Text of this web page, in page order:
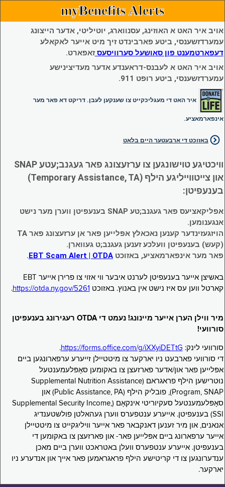
myBenefits Alerts
אויב איר האט א האוזינג, עסנווארג, יוטיליטי, אדער הייצונג
עמערדזשענסי, ביטע פארבינדט זיך מיט אייער לאקאלע
דעפארטמענט פון סאושעל סערוויסעסזאפארט.
אויב איר האט א לעבנס-דראענדע אדער מעדיצינישע
עמערדזשענסי, ביטע רופט 911.
איר האט די מעגליכקייט צו שענקען לעבן. דריקט דא פאר מער
אינפארמאציע.
באזוכט די ארבעטער היים בלאט
וויכטיגע טוישונגען צו ערזעצונג פאר געגנב;עטע SNAP
און צייטווייליגע הילף (Temporary Assistance, TA)
בענעפיטן:
אפליקאציעס פאר געגנב;טע SNAP בענעפיטן ווערן מער נישט
אנגענומען.
הויזגעזינדער קענען נאכאלץ אפּלייען פאר אן ערזעצונג פאר TA
(קעש) בענעפיטן וועלכע זענען געגנב;ט געווארן.
פאר מער אינפארמאציע, באזוכטEBT Scam Alert | OTDA
.
באשיצן אייער בענעפיטן לערנט איבער ווי אזוי צו פרירן אייער EBT
קארטל ווען עס איז נישט אין באנוץ. באזוכט https://otda.ny.gov/5261
.
מיר ווילן הערן אייער מיינונג! נעמט די OTDA רעגירונג בענעפיטן
סורוועי!
סורוועי לינק: https://forms.office.com/g/iXXyiDETtG
.
די סורוועי פארבעט ניו יארקער צו מיטטיילן זייערע ערפארונגען ביים
אפּלייען פאר און/אדער פארזעצן צו באקומען סאָפּלעמענטעל
נוּטרישען הילף פראגראם (Supplemental Nutrition Assistance
Program, SNAP), פובליק הילף (Public Assistance, PA) און
סאָפּלעמענטעל סעקיוריטי אינקאָם (Supplemental Security Income,
SSI) בענעפיטן. אייערע ענטפערס ווערן געהאלטן פולשטענדיג
אנאנים, און מיר זענען דאנקבאר פאר אייער וויליגקייט צו מיטטיילן
אייער ערפארונג ביים אפּלייען פאר- און פארזעצן צו באקומען די
בענעפיטן. אייערע ענטפערס וועלן באטראכט ווערן ביים מאכן
ענדערונגען צו די קריטישע הילף פראגראמען פאר אייך און אנדערע ניו
יארקער.